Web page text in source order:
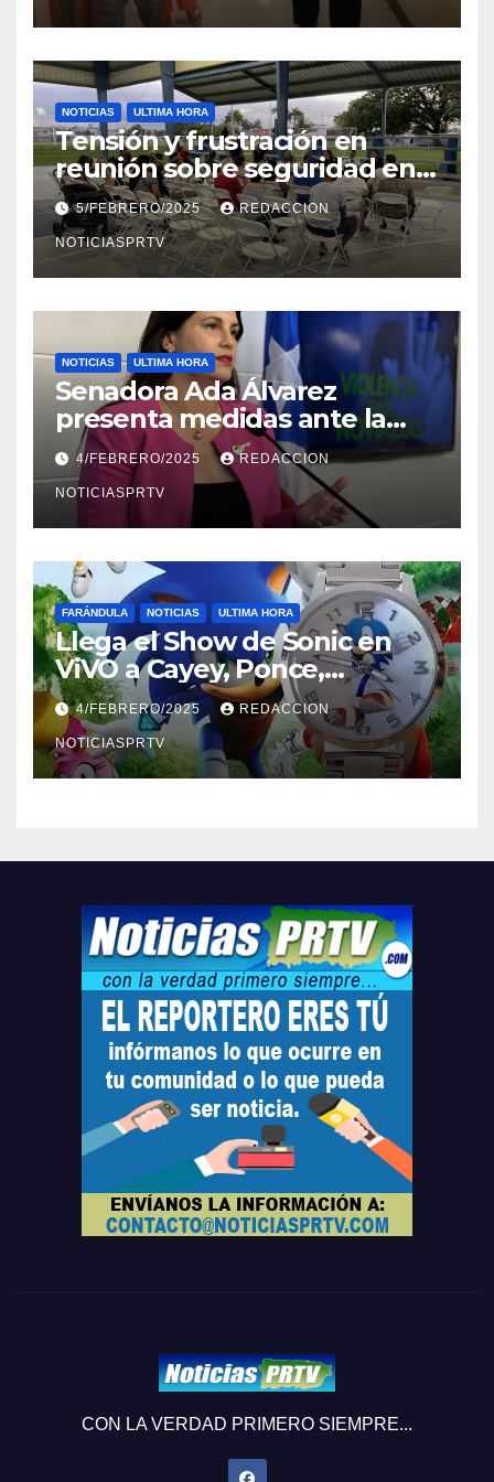
NOTICIAS ULTIMA HORA
Tensión y frustración en
reunión sobre seguridad en
Reparto Metropolitano
5/FEBRERO/2025 REDACCION
NOTICIASPRTV
NOTICIAS ULTIMA HORA
Senadora Ada Álvarez
presenta medidas ante la
violencia en el noviazgo
4/FEBRERO/2025 REDACCION
NOTICIASPRTV
FARÁNDULA NOTICIAS ULTIMA HORA
Llega el Show de Sonic en
ViVO a Cayey, Ponce,
Barceloneta y Humacao,
Relojes gratis para el que
compre ahora….
4/FEBRERO/2025 REDACCION
NOTICIASPRTV
CON LA VERDAD PRIMERO SIEMPRE...